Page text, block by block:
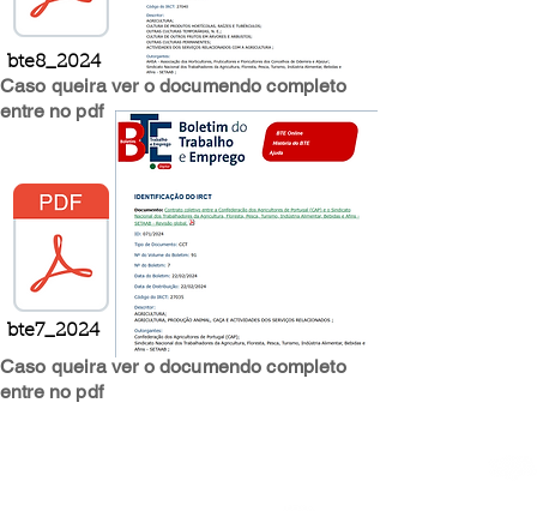
bte8_2024
Caso queira ver o documendo completo
entre no pdf
bte7_2024
Caso queira ver o documendo completo
entre no pdf